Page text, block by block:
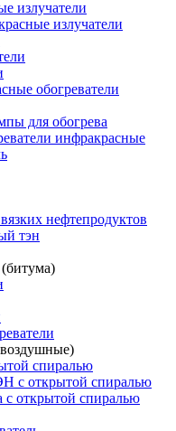
излучатели
излучатели
обогреватели
для обогрева
инфракрасные
нефтепродуктов
тэн
спиралью
с открытой спиралью
открытой спиралью